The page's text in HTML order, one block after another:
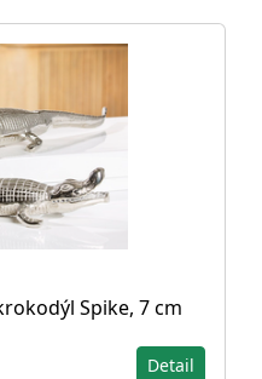
Spike, 7 cm
Detail